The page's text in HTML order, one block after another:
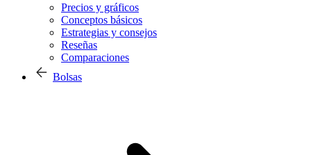
Precios y gráficos
Conceptos básicos
Estrategias y consejos
Reseñas
Comparaciones
Bolsas